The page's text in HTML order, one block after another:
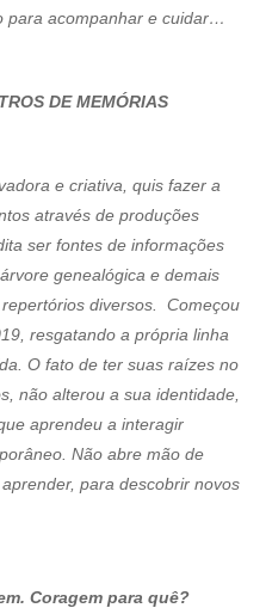
para acompanhar e cuidar…
DE MEMÓRIAS
e criativa, quis fazer a
através de produções
ser fontes de informações
genealógica e demais
diversos. Começou
resgatando a própria linha
O fato de ter suas raízes no
não alterou a sua identidade,
aprendeu a interagir
Não abre mão de
para descobrir novos
Coragem para quê?